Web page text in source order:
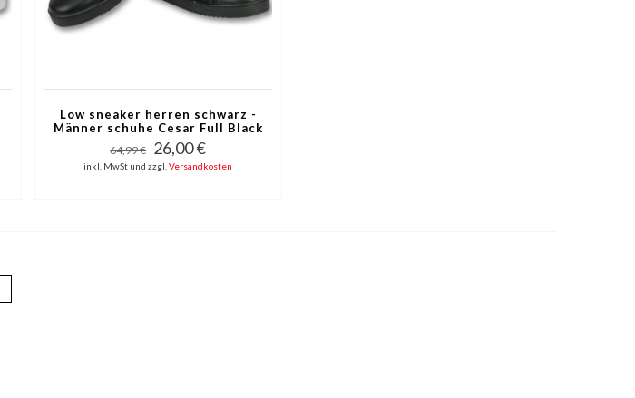
Low sneaker herren schwarz -
Männer schuhe Cesar Full Black
- CMP97
64,99 € 26,00 €
inkl. MwSt und zzgl.Versandkosten